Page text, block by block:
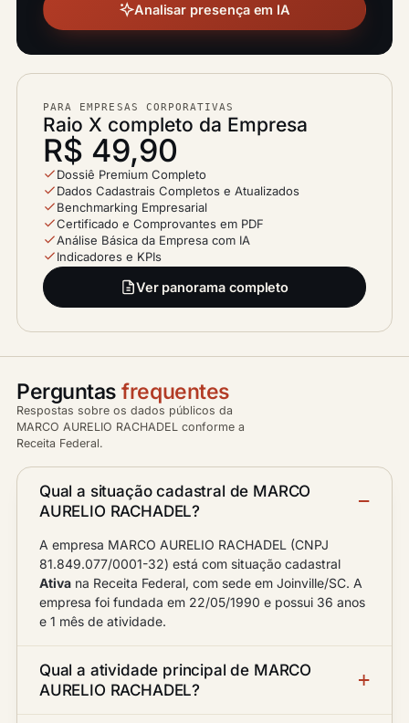
Analisar presença em IA
PARA EMPRESAS CORPORATIVAS
Raio X completo da Empresa
R$ 49,90
Dossiê Premium Completo
Dados Cadastrais Completos e Atualizados
Benchmarking Empresarial
Certificado e Comprovantes em PDF
Análise Básica da Empresa com IA
Indicadores e KPIs
Ver panorama completo
Perguntasfrequentes
Respostas sobre os dados públicos da
MARCO AURELIO RACHADEL conforme a
Receita Federal.
Qual a situação cadastral de MARCO
AURELIO RACHADEL?
A empresa MARCO AURELIO RACHADEL (CNPJ
81.849.077/0001-32) está com situação cadastral
Ativa na Receita Federal, com sede em Joinville/SC. A
empresa foi fundada em 22/05/1990 e possui 36 anos
e 1 mês de atividade.
Qual a atividade principal de MARCO
AURELIO RACHADEL?